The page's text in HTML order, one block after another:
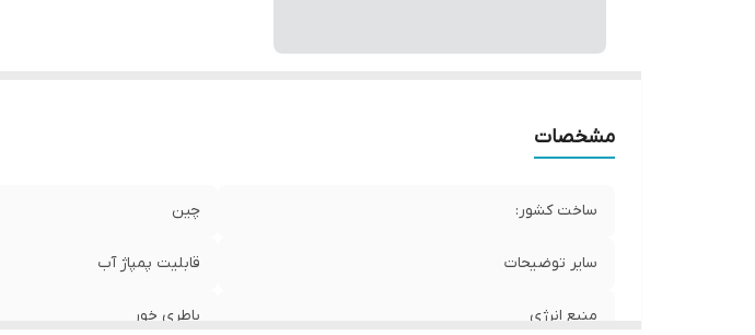
مشخصات
ساخت کشور: چین
سایر توضیحات قابلیت پمپاژ آب
منبع انرژی باطری خور